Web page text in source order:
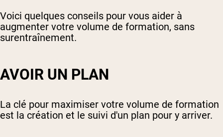
Voici quelques conseils pour vous aider à
augmenter votre volume de formation, sans
surentraînement.
AVOIR UN PLAN
La clé pour maximiser votre volume de formation
est la création et le suivi d'un plan pour y arriver.